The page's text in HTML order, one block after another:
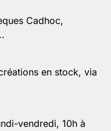
Cadhoc,
en stock, via
vendredi, 10h à